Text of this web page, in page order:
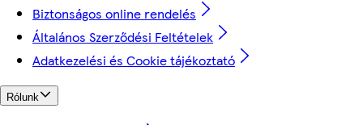
Biztonságos online rendelés
Általános Szerződési Feltételek
Adatkezelési és Cookie tájékoztató
Rólunk